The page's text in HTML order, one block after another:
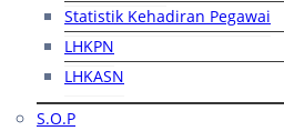
Statistik Kehadiran Pegawai
LHKPN
LHKASN
S.O.P